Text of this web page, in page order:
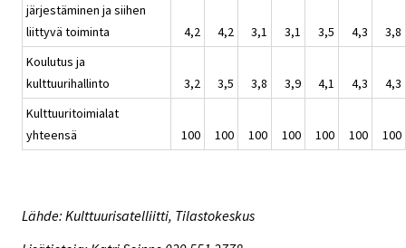
järjestäminen ja siihen
liittyvä toiminta
4,2 4,2 3,1 3,1 3,5 4,3
3,8
Koulutus ja
kulttuurihallinto
3,2 3,5 3,8 3,9 4,1 4,3
4,3
Kulttuuritoimialat
yhteensä
100 100 100 100 100 100 100
Lähde: Kulttuurisatelliitti, Tilastokeskus